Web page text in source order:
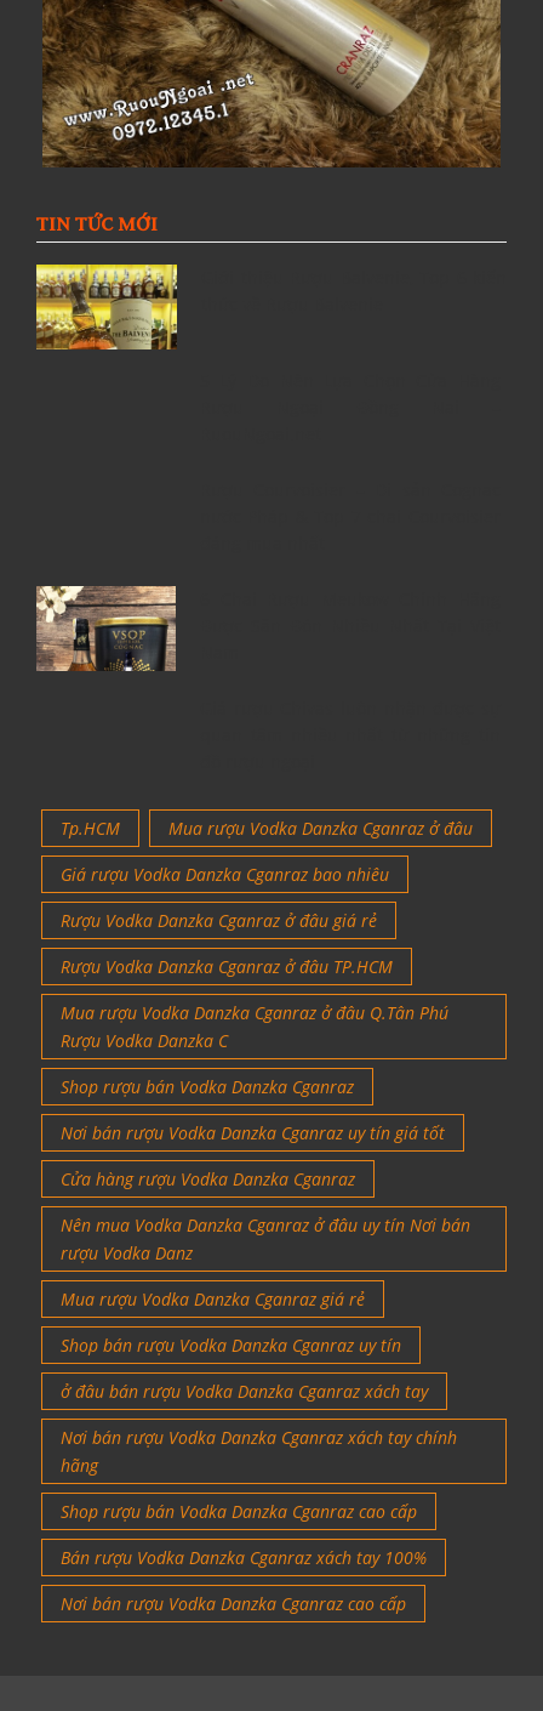
TIN TỨC MỚI
Tp.HCM
Mua rượu Vodka Danzka Cganraz ở đâu
Giá rượu Vodka Danzka Cganraz bao nhiêu
Rượu Vodka Danzka Cganraz ở đâu giá rẻ
Rượu Vodka Danzka Cganraz ở đâu TP.HCM
Mua rượu Vodka Danzka Cganraz ở đâu Q.Tân Phú
Rượu Vodka Danzka C
Shop rượu bán Vodka Danzka Cganraz
Nơi bán rượu Vodka Danzka Cganraz uy tín giá tốt
Cửa hàng rượu Vodka Danzka Cganraz
Nên mua Vodka Danzka Cganraz ở đâu uy tín Nơi bán
rượu Vodka Danz
Mua rượu Vodka Danzka Cganraz giá rẻ
Shop bán rượu Vodka Danzka Cganraz uy tín
ở đâu bán rượu Vodka Danzka Cganraz xách tay
Nơi bán rượu Vodka Danzka Cganraz xách tay chính
hãng
Shop rượu bán Vodka Danzka Cganraz cao cấp
Bán rượu Vodka Danzka Cganraz xách tay 100%
Nơi bán rượu Vodka Danzka Cganraz cao cấp